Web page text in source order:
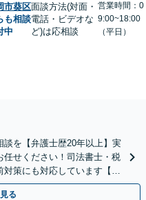
市葵区
も相談
中
面談方法(対面・
電話・ビデオな
ど)は応相談
営業時間：0
9:00~18:00
（平日）
談を【弁護士歴20年以上】実
せください！司法書士・税
策にも対応しています【夜
】
る